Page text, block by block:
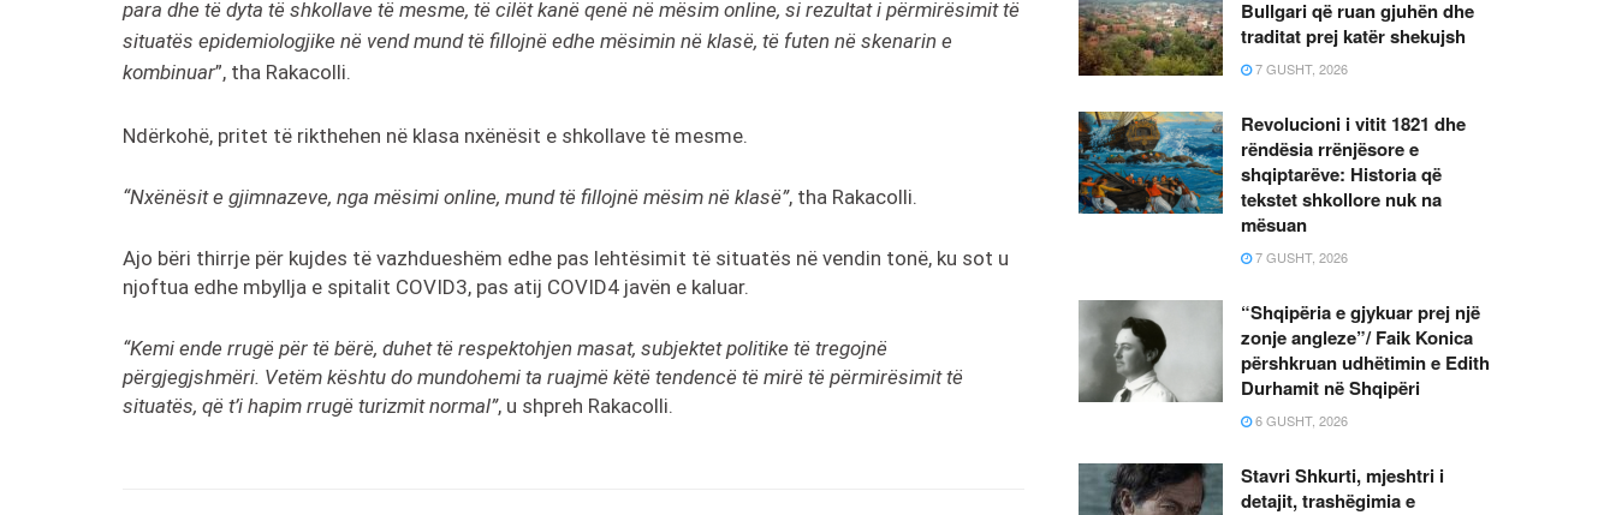
para dhe të dyta të shkollave të mesme, të cilët kanë qenë në mësim online, si rezultat i përmirësimit të
situatës epidemiologjike në vend mund të fillojnë edhe mësimin në klasë, të futen në skenarin e
kombinuar”, tha Rakacolli.
Ndërkohë, pritet të rikthehen në klasa nxënësit e shkollave të mesme.
“Nxënësit e gjimnazeve, nga mësimi online, mund të fillojnë mësim në klasë”, tha Rakacolli.
Ajo bëri thirrje për kujdes të vazhdueshëm edhe pas lehtësimit të situatës në vendin tonë, ku sot u
njoftua edhe mbyllja e spitalit COVID3, pas atij COVID4 javën e kaluar.
“Kemi ende rrugë për të bërë, duhet të respektohjen masat, subjektet politike të tregojnë
përgjegjshmëri. Vetëm kështu do mundohemi ta ruajmë këtë tendencë të mirë të përmirësimit të
situatës, që t’i hapim rrugë turizmit normal”, u shpreh Rakacolli.
Bullgari që ruan gjuhën dhe
traditat prej katër shekujsh
7 GUSHT, 2026
Revolucioni i vitit 1821 dhe
rëndësia rrënjësore e
shqiptarëve: Historia që
tekstet shkollore nuk na
mësuan
7 GUSHT, 2026
“Shqipëria e gjykuar prej një
zonje angleze”/ Faik Konica
përshkruan udhëtimin e Edith
Durhamit në Shqipëri
6 GUSHT, 2026
Stavri Shkurti, mjeshtri i
detajit, trashëgimia e